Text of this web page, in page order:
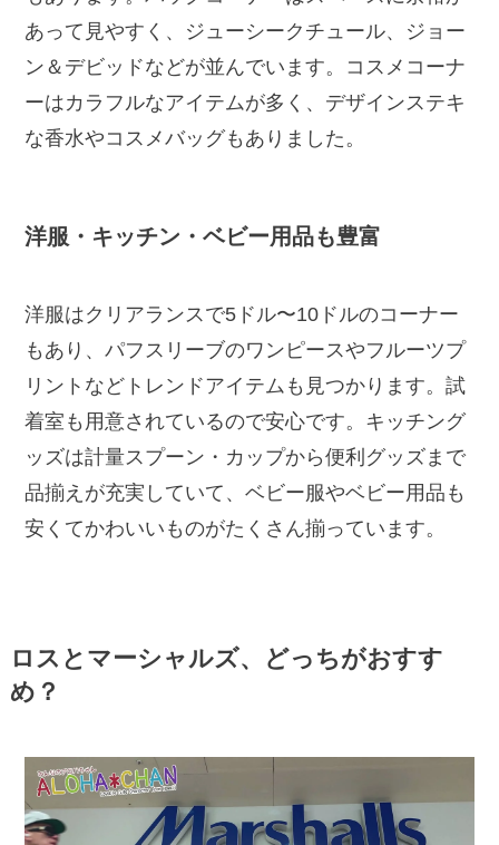
あって見やすく、ジューシークチュール、ジョー
ン＆デビッドなどが並んでいます。コスメコーナ
ーはカラフルなアイテムが多く、デザインステキ
な香水やコスメバッグもありました。
洋服・キッチン・ベビー用品も豊富
洋服はクリアランスで5ドル〜10ドルのコーナー
もあり、パフスリーブのワンピースやフルーツプ
リントなどトレンドアイテムも見つかります。試
着室も用意されているので安心です。キッチング
ッズは計量スプーン・カップから便利グッズまで
品揃えが充実していて、ベビー服やベビー用品も
安くてかわいいものがたくさん揃っています。
ロスとマーシャルズ、どっちがおすす
め？